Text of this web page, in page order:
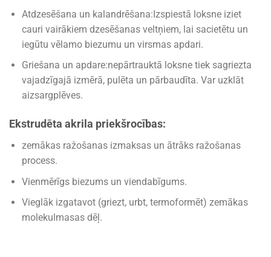
Atdzesēšana un kalandrēšana:Izspiestā loksne iziet
cauri vairākiem dzesēšanas veltņiem, lai sacietētu un
iegūtu vēlamo biezumu un virsmas apdari.
Griešana un apdare:nepārtrauktā loksne tiek sagriezta
vajadzīgajā izmērā, pulēta un pārbaudīta. Var uzklāt
aizsargplēves.
Ekstrudēta akrila priekšrocības:
zemākas ražošanas izmaksas un ātrāks ražošanas
process.
Vienmērīgs biezums un viendabīgums.
Vieglāk izgatavot (griezt, urbt, termoformēt) zemākas
molekulmasas dēļ.